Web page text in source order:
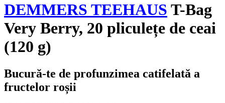
DEMMERS TEEHAUS T-Bag
Very Berry, 20 pliculețe de ceai
(120 g)
Bucură-te de profunzimea catifelată a
fructelor roșii